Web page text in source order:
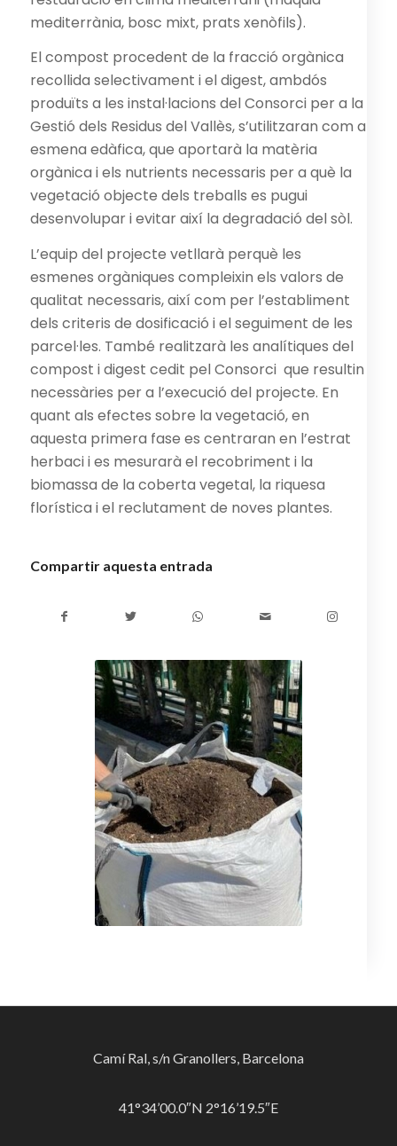
mediterrània, bosc mixt, prats xenòfils).
El compost procedent de la fracció orgànica
recollida selectivament i el digest, ambdós
produïts a les instal·lacions del Consorci per a la
Gestió dels Residus del Vallès, s’utilitzaran com a
esmena edàfica, que aportarà la matèria
orgànica i els nutrients necessaris per a què la
vegetació objecte dels treballs es pugui
desenvolupar i evitar així la degradació del sòl.
L’equip del projecte vetllarà perquè les
esmenes orgàniques compleixin els valors de
qualitat necessaris, així com per l’establiment
dels criteris de dosificació i el seguiment de les
parcel·les. També realitzarà les analítiques del
compost i digest cedit pel Consorci que resultin
necessàries per a l’execució del projecte. En
quant als efectes sobre la vegetació, en
aquesta primera fase es centraran en l’estrat
herbaci i es mesurarà el recobriment i la
biomassa de la coberta vegetal, la riquesa
florística i el reclutament de noves plantes.
Compartir aquesta entrada
Camí Ral, s/n Granollers, Barcelona
41°34’00.0″N 2°16’19.5″E